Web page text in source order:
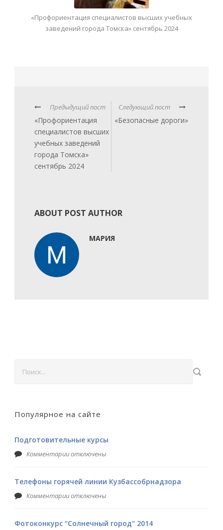
«Профориентация специалистов высших учебных
заведений города Томска» сентябрь 2024
Предыдущий пост
«Профориентация
специалистов высших
учебных заведений
города Томска»
сентябрь 2024
Следующий пост
«Безопасные дороги»
ABOUT POST AUTHOR
МАРИЯ
Популярное на сайте
Подготовительные курсы
Комментарии отключены
Телефоны горячей линии Кузбассобрнадзора
Комментарии отключены
Фотоконкурс “Солнечный город” 2014